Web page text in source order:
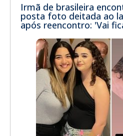
Irmã de brasileira
posta foto deitada ao
após reencontro: 'Vai